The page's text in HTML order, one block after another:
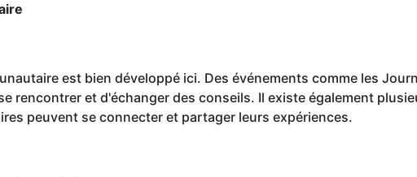
est bien développé ici. Des événements comme les
rencontrer et d'échanger des conseils. Il existe également
peuvent se connecter et partager leurs expériences.